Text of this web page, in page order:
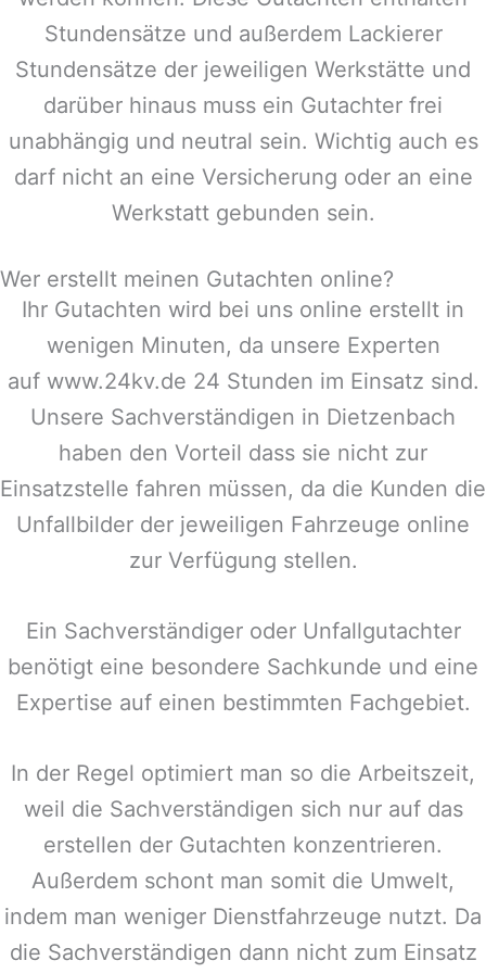
Stundensätze und außerdem Lackierer
Stundensätze der jeweiligen Werkstätte und
darüber hinaus muss ein Gutachter frei
unabhängig und neutral sein. Wichtig auch es
darf nicht an eine Versicherung oder an eine
Werkstatt gebunden sein.
Wer erstellt meinen Gutachten online?
Ihr Gutachten wird bei uns online erstellt in
wenigen Minuten, da unsere Experten
auf www.24kv.de 24 Stunden im Einsatz sind.
Unsere Sachverständigen in Dietzenbach
haben den Vorteil dass sie nicht zur
Einsatzstelle fahren müssen, da die Kunden die
Unfallbilder der jeweiligen Fahrzeuge online
zur Verfügung stellen.
Ein Sachverständiger oder Unfallgutachter
benötigt eine besondere Sachkunde und eine
Expertise auf einen bestimmten Fachgebiet.
In der Regel optimiert man so die Arbeitszeit,
weil die Sachverständigen sich nur auf das
erstellen der Gutachten konzentrieren.
Außerdem schont man somit die Umwelt,
indem man weniger Dienstfahrzeuge nutzt. Da
die Sachverständigen dann nicht zum Einsatz